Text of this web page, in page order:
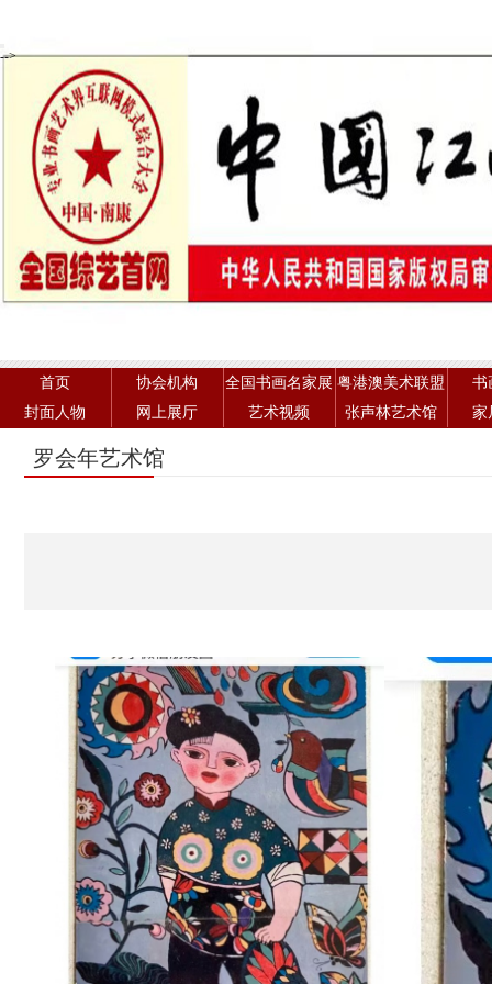
-->
首页 协会机构 全国书画名家展 粤港澳美术联盟
书
封面人物
网上展厅 艺术视频 张声林艺术馆 家
罗会年艺术馆